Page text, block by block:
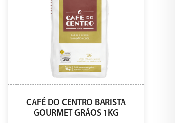
CAFÉ DO CENTRO BARISTA
GOURMET GRÃOS 1KG